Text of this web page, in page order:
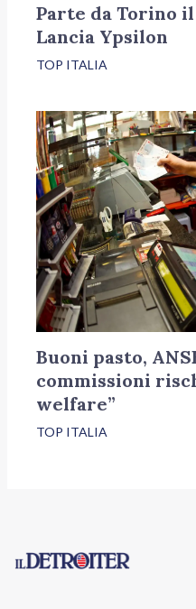
Parte da Torino
Lancia Ypsilon
TOP ITALIA
Buoni pasto,
commissioni
welfare”
TOP ITALIA